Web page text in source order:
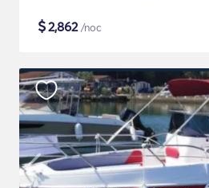
$2,862/noc